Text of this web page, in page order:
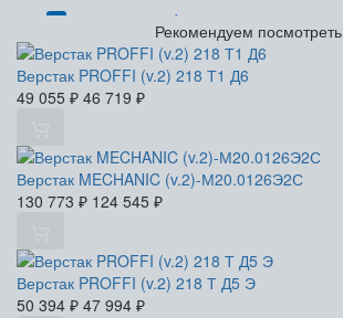
Рекомендуем посмотреть
Верстак PROFFI (v.2) 218 Т1 Д6
49 055 ₽ 46 719 ₽
Верстак MECHANIC (v.2)-М20.0126Э2С
130 773 ₽ 124 545 ₽
Верстак PROFFI (v.2) 218 Т Д5 Э
50 394 ₽ 47 994 ₽